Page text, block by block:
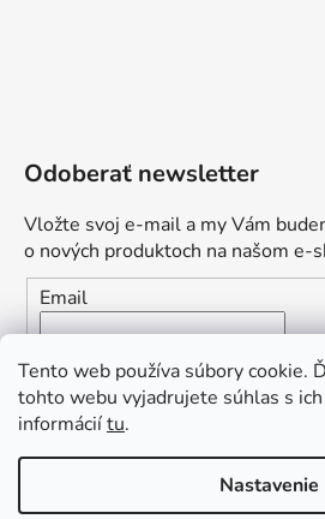
Tento web používa súbory cookie.
tohto webu vyjadrujete súhlas s
informáciítu.
Nastavenie
Odoberať newsletter
Vložte svoj e-mail a my Vám
o nových produktoch na našom e-
Email
Vložením e-mailu súhlasíte s
osobných údajov